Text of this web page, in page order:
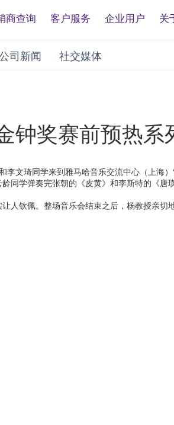
商查询 客户服务 企业用户 关
司新闻 社交媒体
钟奖赛前预热系
文琦同学来到雅马哈音乐交流中心（上海
同学弹奏完张朝的《皮黄》和李斯特的《
人钦佩。整场音乐会结束之后，杨教授亲